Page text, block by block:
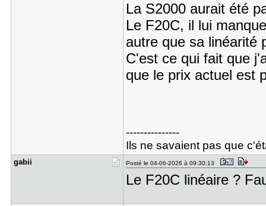
La S2000 aurait été
Le F20C, il lui
autre que sa linéarité
C'est ce qui fait que
que le prix actuel est
---------------
Ils ne savaient pas que
gabii Posté le 04-06-2026 à 09:30:13
Le F20C linéaire ?